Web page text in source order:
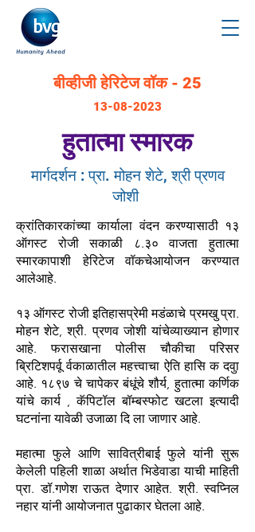
बीव्हीजी हेरिटेज वॉक - 25
13-08-2023
हुतात्मा स्मारक
मार्गदर्शन : प्रा. मोहन शेटे, श्री प्रणव
जोशी
क्रांतिकारकांच्या कार्याला वंदन करण्यासाठी १३
ऑगस्ट रोजी सकाळी ८.३० वाजता हुतात्मा
स्मारकापाशी हेरिटेज वॉकचेआयोजन करण्यात
आलेआहे.
१३ ऑगस्ट रोजी इतिहासप्रेमी मडंळाचे प्रमखु प्रा.
मोहन शेटे, श्री. प्रणव जोशी यांचेव्याख्यान होणार
आहे. फरासखाना पोलीस चौकीचा परिसर
ब्रिटिशपर्वू र्वकाळातील महत्त्वाचा ऐति हासि क दवुा
आहे. १८९७ चे चापेकर बंधूंचे शौर्य, हुतात्मा कर्णिक
यांचे कार्य , कॅपिटॉल बॉम्बस्फोट खटला इत्यादी
घटनांना यावेळी उजाळा दि ला जाणार आहे.
महात्मा फुले आणि सावित्रीबाई फुले यांनी सुरू
केलेली पहिली शाळा अर्थात भिडेवाडा याची माहिती
प्रा. डॉ.गणेश राऊत देणार आहेत. श्री. स्वप्निल
नहार यांनी आयोजनात पुढाकार घेतला आहे.